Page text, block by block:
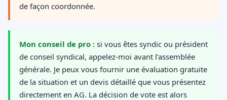
de façon coordonnée.
Mon conseil de pro : si vous êtes syndic ou président
de conseil syndical, appelez-moi avant l’assemblée
générale. Je peux vous fournir une évaluation gratuite
de la situation et un devis détaillé que vous présentez
directement en AG. La décision de vote est alors